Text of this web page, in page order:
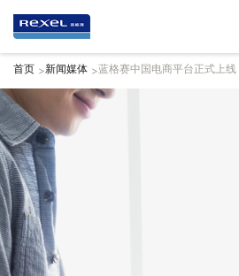
首页 >新闻媒体 >蓝格赛中国电商平台正式上线